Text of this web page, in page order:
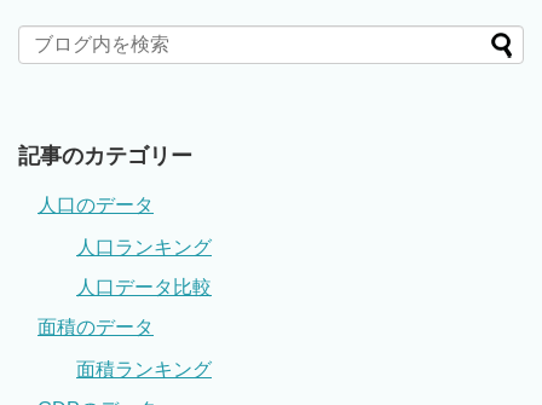
記事のカテゴリー
人口のデータ
人口ランキング
人口データ比較
面積のデータ
面積ランキング